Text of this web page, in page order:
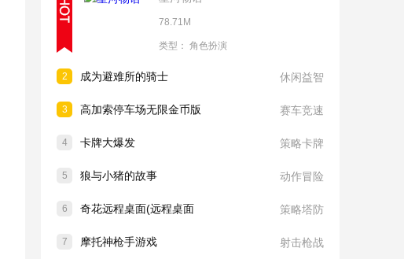
78.71M
类型： 角色扮演
2 成为避难所的骑士 休闲益智
3 高加索停车场无限金币版 赛车竞速
4 卡牌大爆发 策略卡牌
5 狼与小猪的故事 动作冒险
6 奇花远程桌面(远程桌面 策略塔防
7 摩托神枪手游戏 射击枪战